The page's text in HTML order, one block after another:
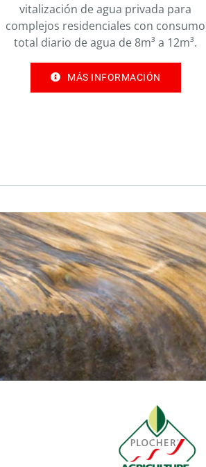
vitalización de agua privada para
complejos residenciales con consumo
total diario de agua de 8m³ a 12m³.
MÁS INFORMACIÓN